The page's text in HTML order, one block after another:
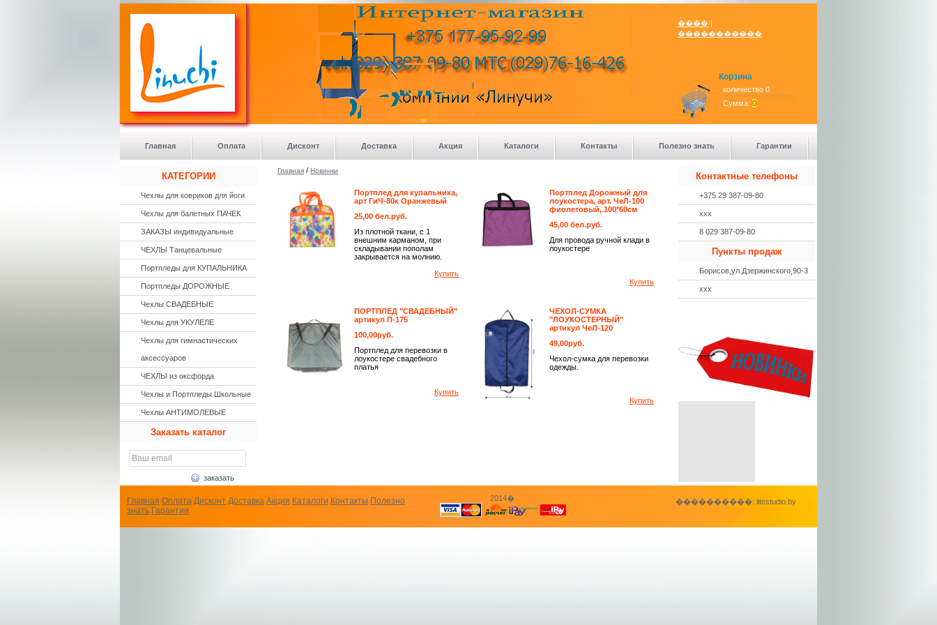
>
���� |
�����������
Корзина
количество 0
Сумма: 0
Главная Оплата Дисконт Доставка Акция Каталоги Контакты Полезно знать Гарантии
КАТЕГОРИИ
Чехлы для ковриков для йоги
Чехлы для балетных ПАЧЕК
ЗАКАЗЫ индивидуальные
ЧЕХЛЫ Танцевальные
Портпледы для КУПАЛЬНИКА
Портпледы ДОРОЖНЫЕ
Чехлы СВАДЕБНЫЕ
Чехлы для УКУЛЕЛЕ
Чехлы для гимнастических
аксессуаров
ЧЕХЛЫ из оксфорда
Чехлы и Портпледы Школьные
Чехлы АНТИМОЛЕВЫЕ
Заказать каталог
заказать
Главная / Новинки
Портплед для купальника,
арт ГиЧ-80к Оранжевый
25,00 бел.руб.
Из плотной ткани, с 1
внешним карманом, при
складывании пополам
закрывается на молнию.
Купить
Портплед Дорожный для
лоукостера, арт. ЧеЛ-100
фиолетовый,.100*60см
45,00 бел.руб.
Для провода ручной клади в
лоукостере
Купить
ПОРТПЛЕД "СВАДЕБНЫЙ"
артикул П-175
100,00руб.
Портплед для перевозки в
лоукостере свадебного
платья
Купить
ЧЕХОЛ-СУМКА
"ЛОУКОСТЕРНЫЙ"
артикул ЧеЛ-120
49,00руб.
Чехол-сумка для перевозки
одежды.
Купить
Контактные телефоны
+375 29 387-09-80
ххх
8 029 387-09-80
Пункты продаж
Борисов,ул.Дзержинского,90-3
ххх
Главная Оплата Дисконт Доставка Акция Каталоги Контакты Полезно
знать Гарантии
2014�. ����������: litestudio.by